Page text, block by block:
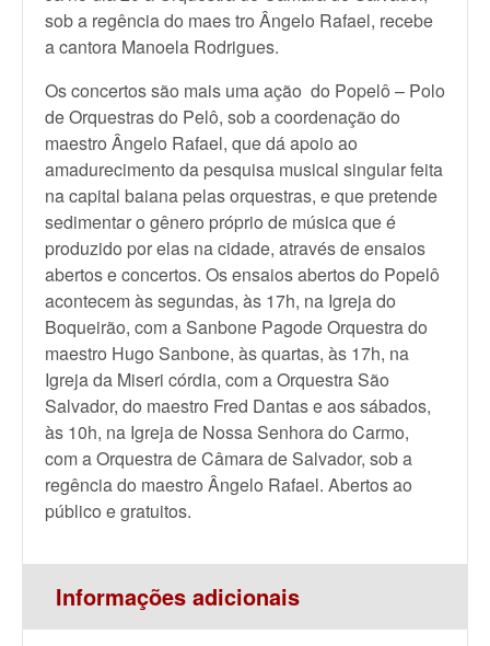
sob a regência do maes tro Ângelo Rafael, recebe
a cantora Manoela Rodrigues.
Os concertos são mais uma ação do Popelô – Polo
de Orquestras do Pelô, sob a coordenação do
maestro Ângelo Rafael, que dá apoio ao
amadurecimento da pesquisa musical singular feita
na capital baiana pelas orquestras, e que pretende
sedimentar o gênero próprio de música que é
produzido por elas na cidade, através de ensaios
abertos e concertos. Os ensaios abertos do Popelô
acontecem às segundas, às 17h, na Igreja do
Boqueirão, com a Sanbone Pagode Orquestra do
maestro Hugo Sanbone, às quartas, às 17h, na
Igreja da Miseri córdia, com a Orquestra São
Salvador, do maestro Fred Dantas e aos sábados,
às 10h, na Igreja de Nossa Senhora do Carmo,
com a Orquestra de Câmara de Salvador, sob a
regência do maestro Ângelo Rafael. Abertos ao
público e gratuitos.
Informações adicionais